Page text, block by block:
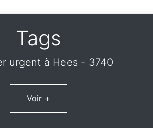
Tags
urgent à Hees - 3740
Voir +